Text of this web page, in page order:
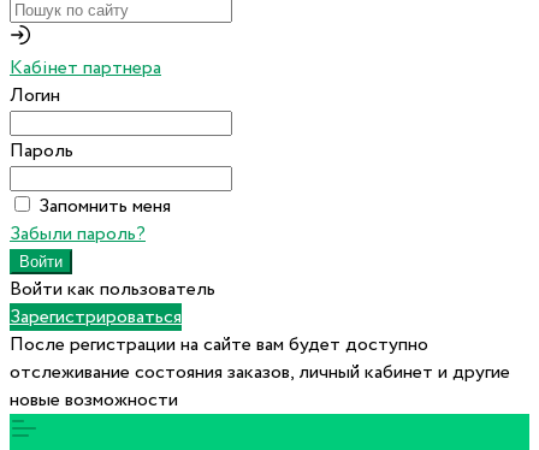
Кабінет партнера
Логин
Пароль
Запомнить меня
Забыли пароль?
Войти как пользователь
Зарегистрироваться
После регистрации на сайте вам будет доступно
отслеживание состояния заказов, личный кабинет и другие
новые возможности